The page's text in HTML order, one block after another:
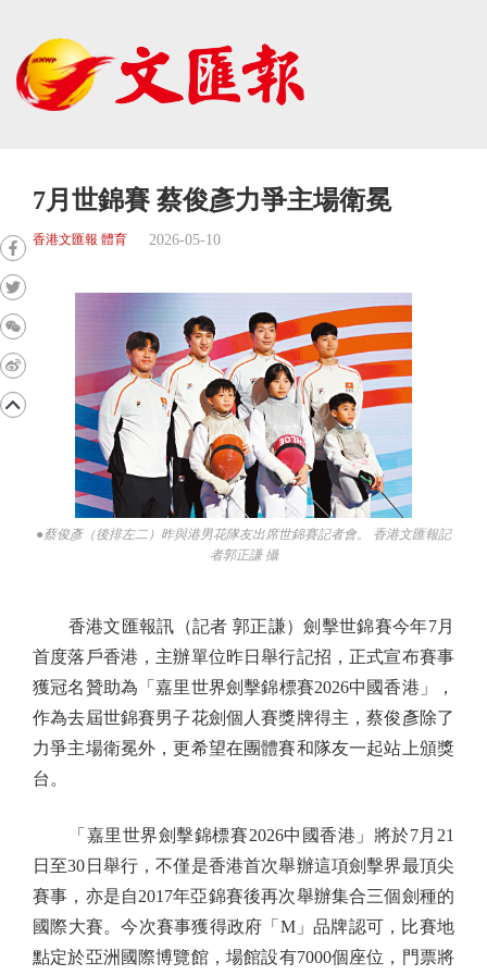
7月世錦賽 蔡俊彥力爭主場衛冕
香港文匯報 體育 2026-05-10
●蔡俊彥（後排左二）昨與港男花隊友出席世錦賽記者會。 香港文匯報記
者郭正謙 攝
香港文匯報訊（記者 郭正謙）劍擊世錦賽今年7月
首度落戶香港，主辦單位昨日舉行記招，正式宣布賽事
獲冠名贊助為「嘉里世界劍擊錦標賽2026中國香港」，
作為去屆世錦賽男子花劍個人賽獎牌得主，蔡俊彥除了
力爭主場衛冕外，更希望在團體賽和隊友一起站上頒獎
台。
「嘉里世界劍擊錦標賽2026中國香港」將於7月21
日至30日舉行，不僅是香港首次舉辦這項劍擊界最頂尖
賽事，亦是自2017年亞錦賽後再次舉辦集合三個劍種的
國際大賽。今次賽事獲得政府「M」品牌認可，比賽地
點定於亞洲國際博覽館，場館設有7000個座位，門票將